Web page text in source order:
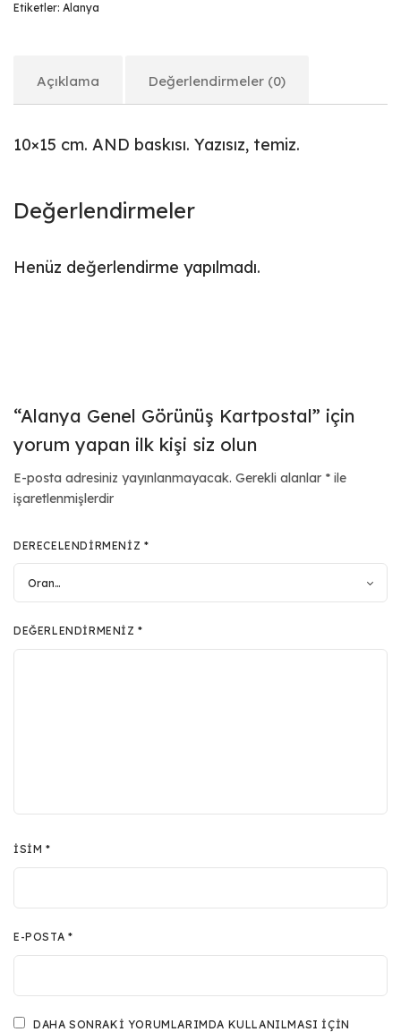
Etiketler: Alanya
Açıklama Değerlendirmeler (0)
10×15 cm. AND baskısı. Yazısız, temiz.
Değerlendirmeler
Henüz değerlendirme yapılmadı.
“Alanya Genel Görünüş Kartpostal” için
yorum yapan ilk kişi siz olun
E-posta adresiniz yayınlanmayacak. Gerekli alanlar * ile
işaretlenmişlerdir
DERECELENDIRMENIZ *
DEĞERLENDIRMENIZ*
İSIM*
E-POSTA *
DAHA SONRAKI YORUMLARIMDA KULLANILMASI IÇIN